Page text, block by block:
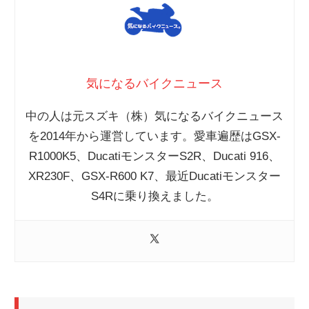
気になるバイクニュース
中の人は元スズキ（株）気になるバイクニュース
を2014年から運営しています。愛車遍歴はGSX-
R1000K5、DucatiモンスターS2R、Ducati 916、
XR230F、GSX-R600 K7、最近Ducatiモンスター
S4Rに乗り換えました。